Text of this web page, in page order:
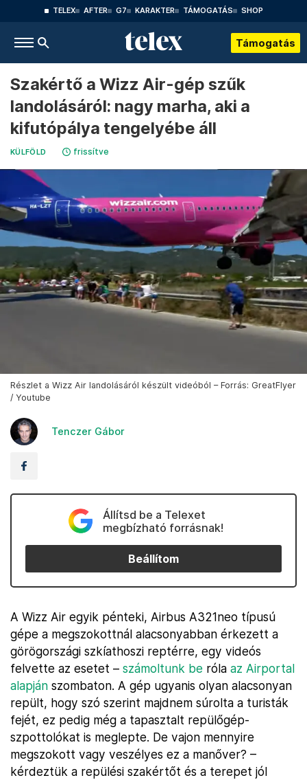
TELEX AFTER G7 KARAKTER TÁMOGATÁS SHOP
Támogatás
Szakértő a Wizz Air-gép szűk
landolásáról: nagy marha, aki a
kifutópálya tengelyébe áll
KÜLFÖLD frissítve
Részlet a Wizz Air landolásáról készült videóból – Forrás: GreatFlyer
/ Youtube
Tenczer Gábor
Állítsd be a Telexet
megbízható forrásnak!
Beállítom
A Wizz Air egyik pénteki, Airbus A321neo típusú
gépe a megszokottnál alacsonyabban érkezett a
görögországi szkíathoszi reptérre, egy videós
felvette az esetet – számoltunk be róla az Airportal
alapján szombaton. A gép ugyanis olyan alacsonyan
repült, hogy szó szerint majdnem súrolta a turisták
fejét, ez pedig még a tapasztalt repülőgép-
szpottolókat is meglepte. De vajon mennyire
megszokott vagy veszélyes ez a manőver? –
kérdeztük a repülési szakértőt és a terepet jól